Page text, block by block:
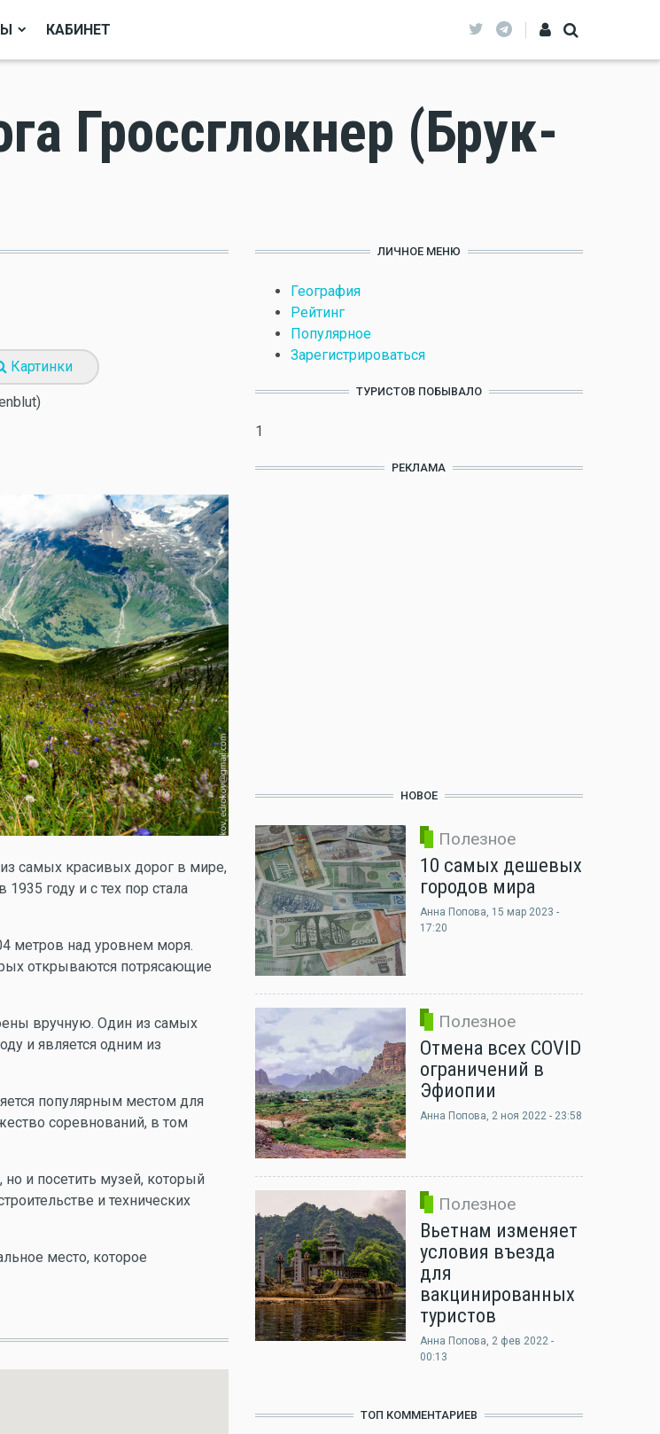
КАБИНЕТ
Гроссглокнер (Брук-
Картинки
самых красивых дорог в мире,
году и с тех пор стала
метров над уровнем моря.
открываются потрясающие
вручную. Один из самых
и является одним из
популярным местом для
соревнований, в том
и посетить музей, который
и технических
место, которое
ЛИЧНОЕ МЕНЮ
География
Рейтинг
Популярное
Зарегистрироваться
ТУРИСТОВ ПОБЫВАЛО
1
РЕКЛАМА
НОВОЕ
Полезное
10 самых дешевых
городов мира
Анна Попова, 15 мар 2023 -
17:20
Полезное
Отмена всех COVID
ограничений в
Эфиопии
Анна Попова, 2 ноя 2022 - 23:58
Полезное
Вьетнам изменяет
условия въезда
для
вакцинированных
туристов
Анна Попова, 2 фев 2022 -
00:13
ТОП КОММЕНТАРИЕВ